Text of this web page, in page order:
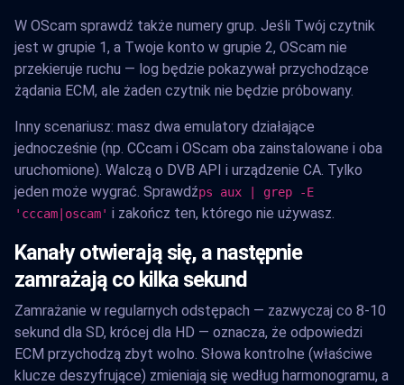
W OScam sprawdź także numery grup. Jeśli Twój czytnik
jest w grupie 1, a Twoje konto w grupie 2, OScam nie
przekieruje ruchu — log będzie pokazywał przychodzące
żądania ECM, ale żaden czytnik nie będzie próbowany.
Inny scenariusz: masz dwa emulatory działające
jednocześnie (np. CCcam i OScam oba zainstalowane i oba
uruchomione). Walczą o DVB API i urządzenie CA. Tylko
jeden może wygrać. Sprawdźps aux | grep -E
'cccam|oscam' i zakończ ten, którego nie używasz.
Kanały otwierają się, a następnie
zamrażają co kilka sekund
Zamrażanie w regularnych odstępach — zazwyczaj co 8-10
sekund dla SD, krócej dla HD — oznacza, że odpowiedzi
ECM przychodzą zbyt wolno. Słowa kontrolne (właściwe
klucze deszyfrujące) zmieniają się według harmonogramu, a